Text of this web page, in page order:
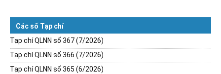
Các số Tạp chí
Tạp chí QLNN số 367 (7/2026)
Tạp chí QLNN số 366 (7/2026)
Tạp chí QLNN số 365 (6/2026)